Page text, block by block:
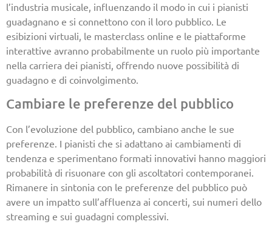
l’industria musicale, influenzando il modo in cui i pianisti
guadagnano e si connettono con il loro pubblico. Le
esibizioni virtuali, le masterclass online e le piattaforme
interattive avranno probabilmente un ruolo più importante
nella carriera dei pianisti, offrendo nuove possibilità di
guadagno e di coinvolgimento.
Cambiare le preferenze del pubblico
Con l’evoluzione del pubblico, cambiano anche le sue
preferenze. I pianisti che si adattano ai cambiamenti di
tendenza e sperimentano formati innovativi hanno maggiori
probabilità di risuonare con gli ascoltatori contemporanei.
Rimanere in sintonia con le preferenze del pubblico può
avere un impatto sull’affluenza ai concerti, sui numeri dello
streaming e sui guadagni complessivi.